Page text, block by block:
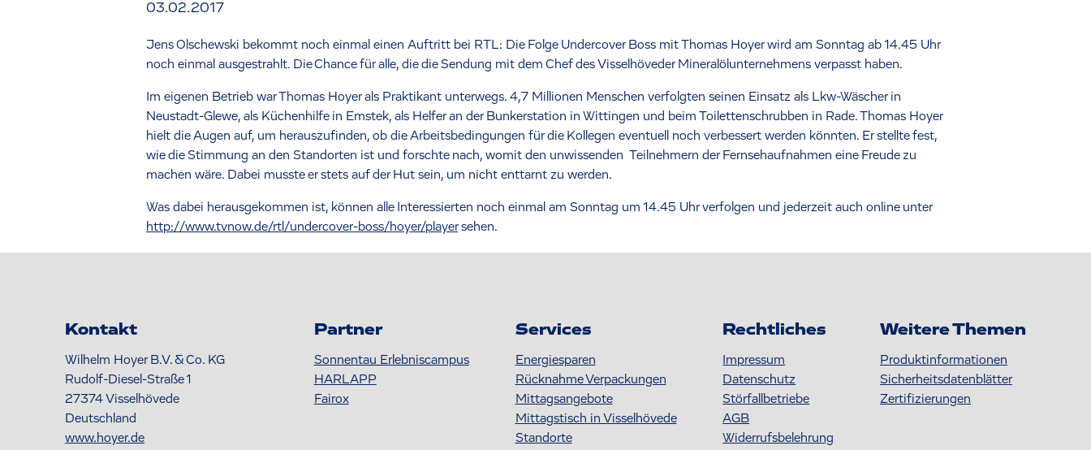
03.02.2017
Jens Olschewski bekommt noch einmal einen Auftritt bei RTL: Die Folge Undercover Boss mit Thomas Hoyer wird am Sonntag ab 14.45 Uhr
noch einmal ausgestrahlt. Die Chance für alle, die die Sendung mit dem Chef des Visselhöveder Mineralölunternehmens verpasst haben.
Im eigenen Betrieb war Thomas Hoyer als Praktikant unterwegs. 4,7 Millionen Menschen verfolgten seinen Einsatz als Lkw-Wäscher in
Neustadt-Glewe, als Küchenhilfe in Emstek, als Helfer an der Bunkerstation in Wittingen und beim Toilettenschrubben in Rade. Thomas Hoyer
hielt die Augen auf, um herauszufinden, ob die Arbeitsbedingungen für die Kollegen eventuell noch verbessert werden könnten. Er stellte fest,
wie die Stimmung an den Standorten ist und forschte nach, womit den unwissenden Teilnehmern der Fernsehaufnahmen eine Freude zu
machen wäre. Dabei musste er stets auf der Hut sein, um nicht enttarnt zu werden.
Was dabei herausgekommen ist, können alle Interessierten noch einmal am Sonntag um 14.45 Uhr verfolgen und jederzeit auch online unter
http://www.tvnow.de/rtl/undercover-boss/hoyer/playersehen.
Kontakt
Wilhelm Hoyer B.V. & Co. KG
Rudolf-Diesel-Straße 1
27374Visselhövede
Deutschland
www.hoyer.de
Partner
Sonnentau Erlebniscampus
HARLAPP
Fairox
Services
Energiesparen
Rücknahme Verpackungen
Mittagsangebote
Mittagstisch in Visselhövede
Standorte
Rechtliches
Impressum
Datenschutz
Störfallbetriebe
AGB
Widerrufsbelehrung
Weitere Themen
Produktinformationen
S icherheitsdatenblätter
Zertifizierungen